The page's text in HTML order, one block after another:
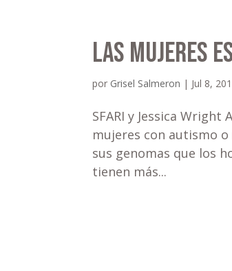
Las mujeres
por Grisel Salmeron | Jul 8,
SFARI y Jessica
mujeres con autismo
sus genomas que los
tienen más...